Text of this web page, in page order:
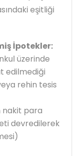
eşitliği
İpotekler:
üzerinde
edilmediği
rehin tesis
nakit para
devredilerek